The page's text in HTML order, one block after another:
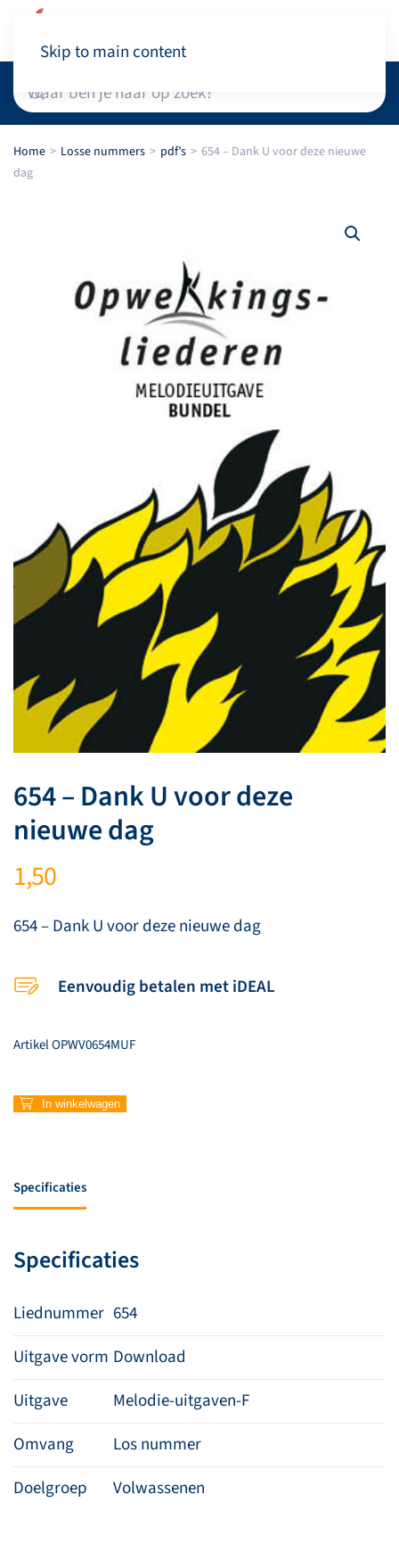
Skip to main content
Home Losse nummers pdf’s
654 – Dank U voor deze nieuwe
dag
654 – Dank U voor deze
nieuwe dag
1,50
654 – Dank U voor deze nieuwe dag
Eenvoudig betalen met iDEAL
ArtikelOPWV0654MUF
654
deze
aantal
In winkelwagen
Specificaties
Specificaties
Liednummer 654
Uitgave vorm Download
Uitgave
Melodie-uitgaven-F
Omvang
Los nummer
Doelgroep
Volwassenen